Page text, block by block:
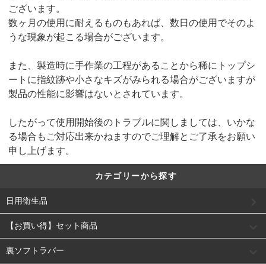
ございます。
数ヶ月の使用に耐えるものもあれば、数日の使用でそのよ
うな現象が起こる場合がございます。
また、製造時に手作業の工程があることから稀にトップシ
ートに指紋跡や小さなキズがみられる場合がございますが
製品の性能に影響はないとされています。
したがって使用開始後のトラブルに関しましては、いかな
る場合もご対応出来かねますのでご理解とご了承をお願い
申し上げます。
カテゴリーから探す
日用衛生品
【お買い得】セット商品
裏ソフトラバー